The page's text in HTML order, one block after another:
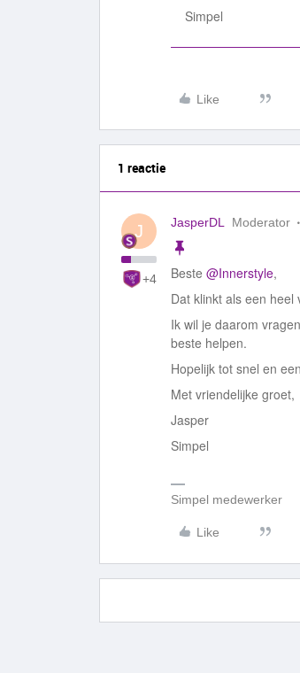
Simpel
Like
1 reactie
J
+4
JasperDL Moderator
Beste @Innerstyle,
Dat klinkt als een
Ik wil je daarom
beste helpen.
Hopelijk tot snel en
Met vriendelijke groet,
Jasper
Simpel
Simpel medewerker
Like